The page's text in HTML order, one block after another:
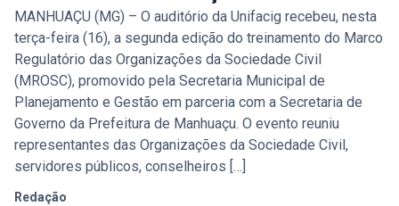
MANHUAÇU (MG) – O auditório da Unifacig recebeu, nesta
terça-feira (16), a segunda edição do treinamento do Marco
Regulatório das Organizações da Sociedade Civil
(MROSC), promovido pela Secretaria Municipal de
Planejamento e Gestão em parceria com a Secretaria de
Governo da Prefeitura de Manhuaçu. O evento reuniu
representantes das Organizações da Sociedade Civil,
servidores públicos, conselheiros […]
Redação